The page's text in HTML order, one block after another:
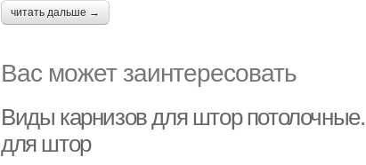
читать дальше →
Вас может заинтересовать
Виды карнизов для штор
для штор